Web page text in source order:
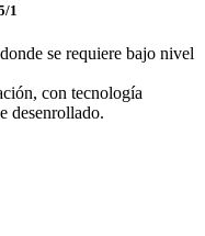
1
se requiere bajo nivel
con tecnología
desenrollado.